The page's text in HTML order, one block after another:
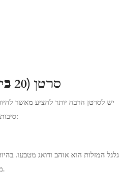
סרטן (20 ביוני עד 22 ביולי)
יש לסרטן הרבה יותר להציע מאשר
סיבות מדוע סרטן יוצר חברים טובים:
גלגל המזלות הוא אוהב ודואג מטבעו.
מפונק כמו שלא הרגשת מעולם.